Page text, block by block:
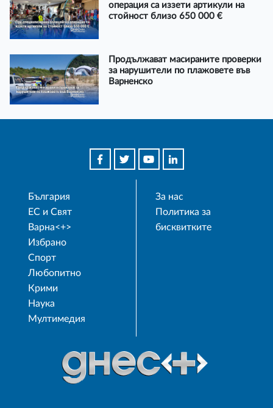
операция са иззети артикули на
стойност близо 650 000 €
Продължават масираните проверки
за нарушители по плажовете във
Варненско
България
ЕС и Свят
Варна<+>
Избрано
Спорт
Любопитно
Крими
Наука
Мултимедия
За нас
Политика за
бисквитките